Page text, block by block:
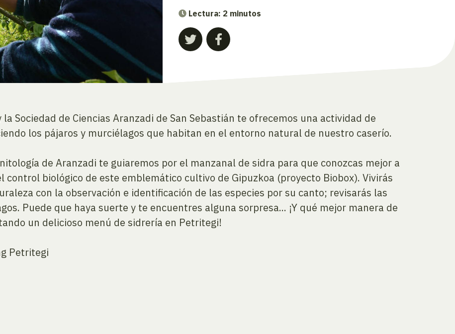
Lectura: 2 minutos
Sociedad de Ciencias Aranzadi de San Sebastián te ofrecemos una actividad de
los pájaros y murciélagos que habitan en el entorno natural de nuestro caserío.
de Aranzadi te guiaremos por el manzanal de sidra para que conozcas mejor a
control biológico de este emblemático cultivo de Gipuzkoa (proyecto Biobox). Vivirás
con la observación e identificación de las especies por su canto; revisarás las
Puede que haya suerte y te encuentres alguna sorpresa... ¡Y qué mejor manera de
un delicioso menú de sidrería en Petritegi!
Petritegi